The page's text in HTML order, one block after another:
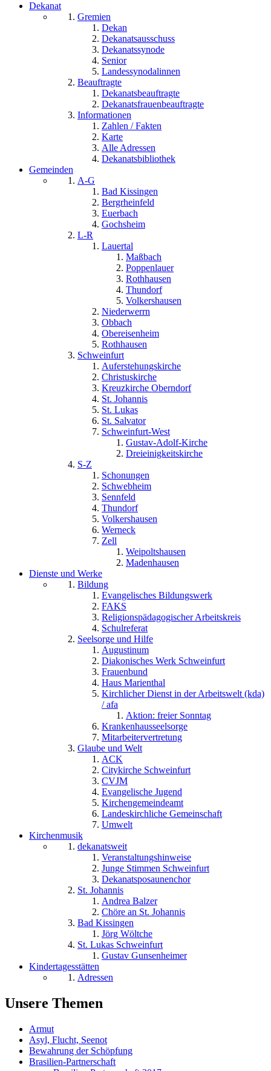
Dekanat
Gremien
Dekan
Dekanatsausschuss
Dekanatssynode
Senior
Landessynodalinnen
Beauftragte
Dekanatsbeauftragte
Dekanatsfrauenbeauftragte
Informationen
Zahlen / Fakten
Karte
Alle Adressen
Dekanatsbibliothek
Gemeinden
A-G
Bad Kissingen
Bergrheinfeld
Euerbach
Gochsheim
L-R
Lauertal
Maßbach
Poppenlauer
Rothhausen
Thundorf
Volkershausen
Niederwerrn
Obbach
Obereisenheim
Rothhausen
Schweinfurt
Auferstehungskirche
Christuskirche
Kreuzkirche Oberndorf
St. Johannis
St. Lukas
St. Salvator
Schweinfurt-West
Gustav-Adolf-Kirche
Dreieinigkeitskirche
S-Z
Schonungen
Schwebheim
Sennfeld
Thundorf
Volkershausen
Werneck
Zell
Weipoltshausen
Madenhausen
Dienste und Werke
Bildung
Evangelisches Bildungswerk
FAKS
Religionspädagogischer Arbeitskreis
Schulreferat
Seelsorge und Hilfe
Augustinum
Diakonisches Werk Schweinfurt
Frauenbund
Haus Marienthal
Kirchlicher Dienst in der Arbeitswelt (kda)
/ afa
Aktion: freier Sonntag
Krankenhausseelsorge
Mitarbeitervertretung
Glaube und Welt
ACK
Citykirche Schweinfurt
CVJM
Evangelische Jugend
Kirchengemeindeamt
Landeskirchliche Gemeinschaft
Umwelt
Kirchenmusik
dekanatsweit
Veranstaltungshinweise
Junge Stimmen Schweinfurt
Dekanatsposaunenchor
St. Johannis
Andrea Balzer
Chöre an St. Johannis
Bad Kissingen
Jörg Wöltche
St. Lukas Schweinfurt
Gustav Gunsenheimer
Kindertagesstätten
Adressen
Unsere Themen
Armut
Asyl, Flucht, Seenot
Bewahrung der Schöpfung
Brasilien-Partnerschaft